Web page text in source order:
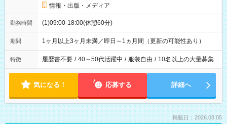
情報・出版・メディア
勤務時間 (1)09:00-18:00(休憩60分)
期間 1ヶ月以上3ヶ月未満／即日～1ヵ月間（更新の可能性あり）
特徴 履歴書不要 / 40～50代活躍中 / 服装自由 / 10名以上の大量募集
気になる！ 応募する 詳細へ
掲載日：2026.08.05